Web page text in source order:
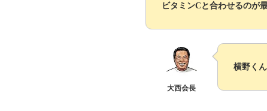
ビタミンCと合わせるのが
大西会長
横野く